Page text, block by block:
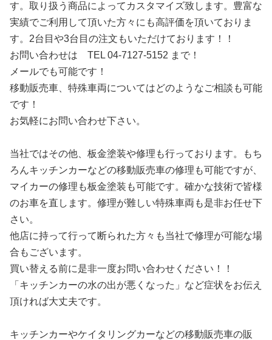
す。取り扱う商品によってカスタマイズ致します。豊富な
実績でご利用して頂いた方々にも高評価を頂いておりま
す。2台目や3台目の注文もいただけております！！
お問い合わせは TEL 04-7127-5152 まで！
メールでも可能です！
移動販売車、特殊車両についてはどのようなご相談も可能
です！
お気軽にお問い合わせ下さい。
当社ではその他、板金塗装や修理も行っております。もち
ろんキッチンカーなどの移動販売車の修理も可能ですが、
マイカーの修理も板金塗装も可能です。確かな技術で皆様
のお車を直します。修理が難しい特殊車両も是非お任せ下
さい。
他店に持って行って断られた方々も当社で修理が可能な場
合もございます。
買い替える前に是非一度お問い合わせください！！
「キッチンカーの水の出が悪くなった」など症状をお伝え
頂ければ大丈夫です。
キッチンカーやケイタリングカーなどの移動販売車の販